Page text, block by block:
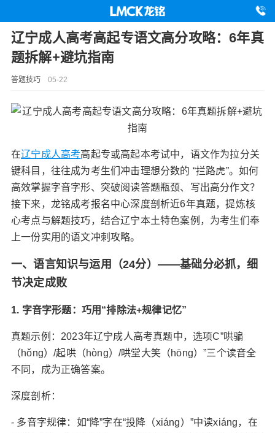
辽宁成人高考高起专语文高分攻略：6年真
题拆解+避坑指南
答题技巧05-22
在辽宁成人高考高起专或高起本考试中，语文作为拉分关
键科目，往往成为考生们冲击理想分数的 “拦路虎”。如何
高效掌握字音字形、突破阅读答题瓶颈、写出高分作文？
接下来，龙铭成考报名中心深度剖析近6年真题，提炼核
心考点与解题技巧，结合辽宁本土特色案例，为考生们奉
上一份实用的语文冲刺攻略。
一、‌语言知识与运用（24分）——基础分必抓，细
节决定成败‌
1. 字音字形题：巧用“排除法+规律记忆”‌
真题示例‌：2023年辽宁成人高考真题中，选项C”哄骗
（hǒng）/起哄（hòng）/哄堂大笑（hōng）”三个读音全
不同，成为正确答案。
深度剖析‌：
- 多音字规律‌：如“降”字在“投降（xiáng）”中读xiáng，在